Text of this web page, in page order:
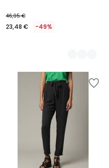
46,95 €
23,48 € -49%